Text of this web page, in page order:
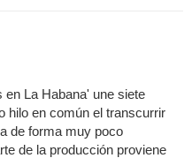
La Habana' une siete
hilo en común el transcurrir
de forma muy poco
de la producción proviene